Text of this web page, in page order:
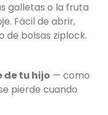
galletas o la fruta
Fácil de abrir,
de bolsas ziplock.
de tu hijo — como
pierde cuando